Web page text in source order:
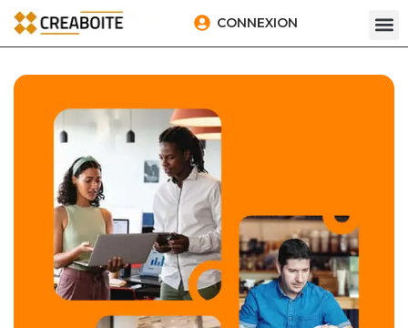
CONNEXION